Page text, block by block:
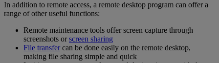
In addition to remote access, a remote desktop program can offer a
range of other useful functions:
Remote maintenance tools offer screen capture through
screenshots orscreen sharing
File transfercan be done easily on the remote desktop,
making file sharing simple and quick